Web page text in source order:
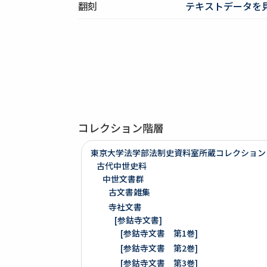
翻刻
テキストデータを
コレクション階層
東京大学法学部法制史資料室所蔵コレクション
古代中世史料
中世文書群
古文書雑集
寺社文書
[参鈷寺文書]
[参鈷寺文書 第1巻]
[参鈷寺文書 第2巻]
[参鈷寺文書 第3巻]